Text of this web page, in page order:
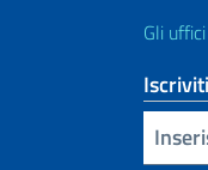
Gli
Inserisci la tua email